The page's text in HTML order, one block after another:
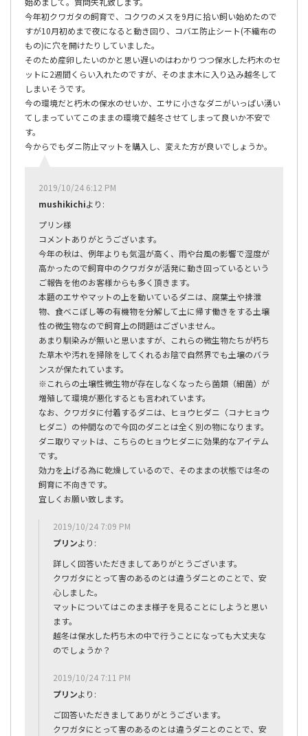
今年初クワガタの飼育で、コクワのメスを9月に拾い飼い始めたので
すが10月初めまで夜になると動き回り、コバエ防止シート(不織布の
もの)に穴を開けたりしていました。
そのため産卵したいのかと思い遅いのはわかりつつ保水した朽木のセ
ットに2週間くらい入れたのですが、そのまま木に入り込み越冬して
しまいそうです。
今の環境だと朽木の保水のせいか、エサに小さなダニがいっぱい湧い
てしまっていてこのままの環境で越冬させてしまって良いか不安で
す。
今からでもダニ防止マットを購入し、変えた方が良いでしょうか。
mushikichiより:
2019/10/24 6:12 PM
プリン様
コメントありがとうございます。
今年の秋は、例年よりも気温が高く、雨や台風の影響で湿度が
高かったので飼育中のクワガタが活発に動き回っているという
ご報告を他のお客様からも多く頂きます。
本題のエサやマットの上を動いているダニは、腐葉土や排泄
物、食べこぼし等の有機物を分解して土に帰す働きをする土壌
性の微生物なので飼育上の問題はございません。
あまり馴染みが無いと思いますが、これらの微生物たちが朽ち
た草木や汚れを掃除をしてくれるお陰で自然界でも土壌のバラ
ンスが保たれています。
※これらの土壌性微生物が存在しなくなったら菌類（細菌）が
増殖して環境が悪化するとも言われています。
なお、クワガタに付着するダニは、ヒョウヒダニ（コナヒョウ
ヒダニ）の仲間なので今回のダニとは全く別の物になります。
ダニ取りマットは、こちらのヒョウヒダニに効果的なアイテム
です。
効力を上げる為に乾燥しているので、そのままの状態では冬の
飼育に不向きです。
宜しくお願い致します。
プリンより:
2019/10/24 7:09 PM
詳しく回答いただきましてありがとうございます。
クワガタにとって害のあるのとは違うダニとのことで、安
心しました。
マットについてはこのまま様子を見ることにしようと思い
ます。
越冬は保水した朽ち木の中で行うことになっても大丈夫な
のでしょうか？
プリンより:
2019/10/24 7:11 PM
ご回答いただきましてありがとうございます。
クワガタにとって害のあるのとは違うダニとのことで、安